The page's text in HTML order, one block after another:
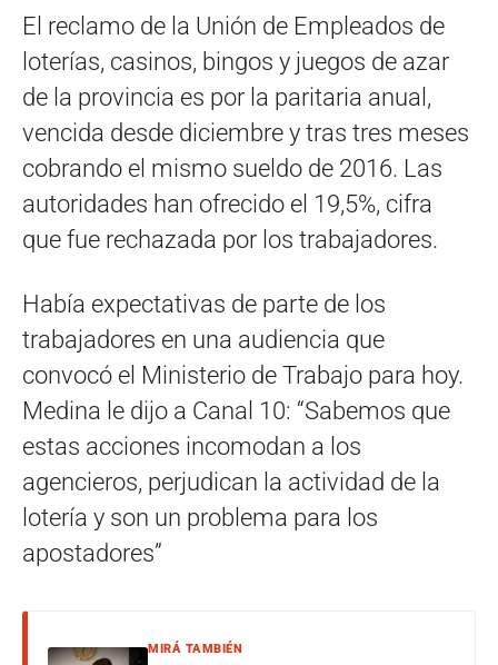
El reclamo de la Unión de Empleados de
loterías, casinos, bingos y juegos de azar
de la provincia es por la paritaria anual,
vencida desde diciembre y tras tres meses
cobrando el mismo sueldo de 2016. Las
autoridades han ofrecido el 19,5%, cifra
que fue rechazada por los trabajadores.
Había expectativas de parte de los
trabajadores en una audiencia que
convocó el Ministerio de Trabajo para hoy.
Medina le dijo a Canal 10: “Sabemos que
estas acciones incomodan a los
agencieros, perjudican la actividad de la
lotería y son un problema para los
apostadores”
MIRÁ TAMBIÉN